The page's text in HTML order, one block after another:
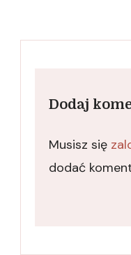
Dodaj
Musisz się
dodać